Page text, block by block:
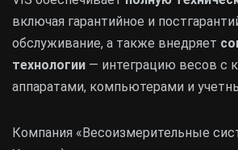
включая гарантийное и
обслуживание, а также внедряет
технологии — интеграцию весов с
аппаратами, компьютерами и
Компания «Весоизмерительные